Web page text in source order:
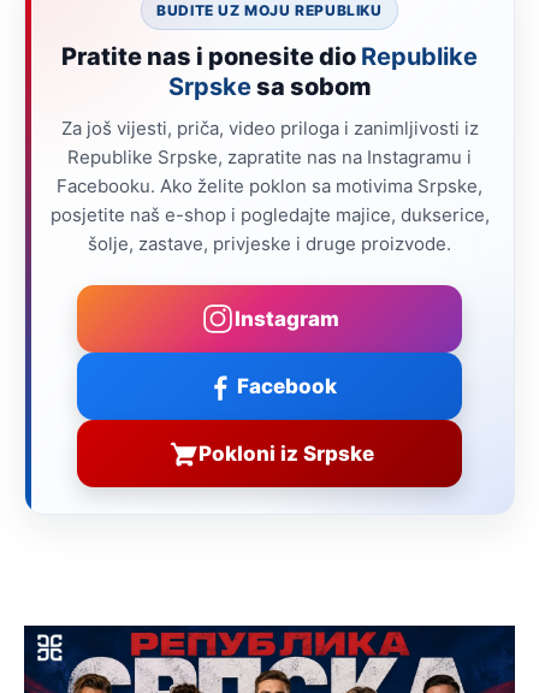
BUDITE UZ MOJU REPUBLIKU
Pratite nas i ponesite dio Republike
Srpskesa sobom
Za još vijesti, priča, video priloga i zanimljivosti iz
Republike Srpske, zapratite nas na Instagramu i
Facebooku. Ako želite poklon sa motivima Srpske,
posjetite naš e-shop i pogledajte majice, dukserice,
šolje, zastave, privjeske i druge proizvode.
Instagram
Facebook
Pokloni iz Srpske